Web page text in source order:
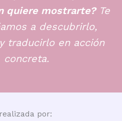
quiere mostrarte?Te
a descubrirlo,
traducirlo en acción
concreta.
por: